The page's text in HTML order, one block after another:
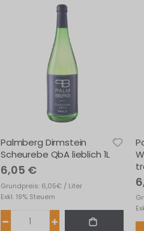
Reihenfolge
Palmberg Dirmstein
Scheurebe QbA lieblich 1L
6,05 €
Grundpreis: 6,05€ / Liter
Exkl. 19% Steuern